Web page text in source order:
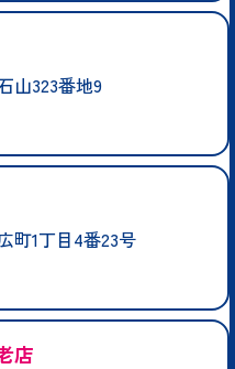
山323番地9
町1丁目4番23号
店